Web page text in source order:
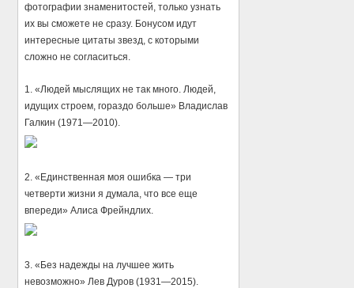
фотографии знаменитостей, только узнать
их вы сможете не сразу. Бонусом идут
интересные цитаты звезд, с которыми
сложно не согласиться.
1. «Людей мыслящих не так много. Людей,
идущих строем, гораздо больше» Владислав
Галкин (1971—2010).
2. «Единственная моя ошибка — три
четверти жизни я думала, что все еще
впереди» Алиса Фрейндлих.
3. «Без надежды на лучшее жить
невозможно» Лев Дуров (1931—2015).